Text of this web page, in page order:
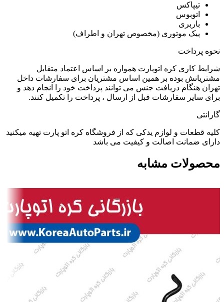
تیپاکس
اتوبوس
باربری
پیک موتوری (مخصوص تهران و اطراف)
نحوه پرداخت
شرایط کاری کره اتوپارت همواره بر اساس اعتماد متقابل
مشتریانش بوده بر همین اساس مشتریان برای سفارشات داخل
تهران هنگام دریافت جنس می توانند پرداخت خود را انجام دهد و
برای سایر سفارشات قبل از ارسال ، پرداخت را تکمیل کنند.
گارانتی
کلیه قطعات و لوازم یدکی که از فروشگاه کره اتو پارت تهیه میکنید
دارای ضمانت اصالت و کیفیت می باشد
محصولات مشابه